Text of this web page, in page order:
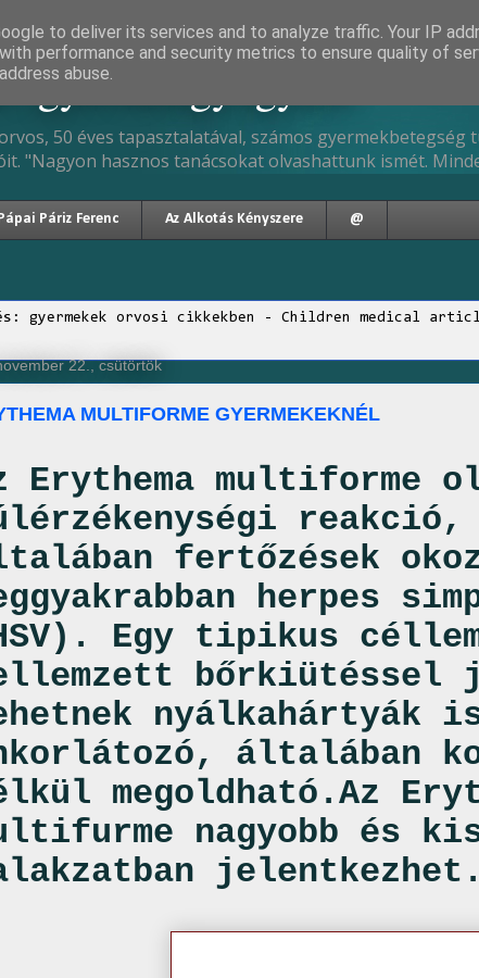
gyermekgyógyász
50 éves tapasztalatával, számos
"Nagyon hasznos tanácsokat olvashattunk ismét.
Páriz Ferenc Az Alkotás Kényszere @
gyermekek orvosi cikkekben - Children medical
22., csütörtök
MULTIFORME GYERMEKEKNÉL
Erythema multiforme
reakció,
fertőzések
herpes
Egy tipikus
bőrkiütéssel
nyálkahártyák
általában
megoldható.Az
nagyobb és
jelentkezhet.
to deliver its services and to analyze traffic. Your IP
performance and security metrics to ensure quality of
abuse.